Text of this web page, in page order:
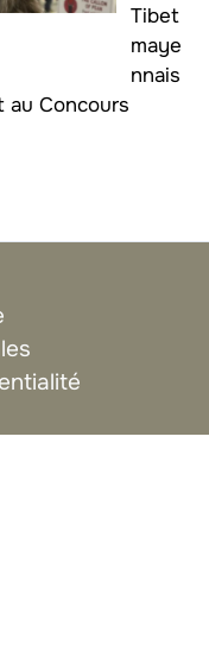
Tibet
maye
nnais
au Concours